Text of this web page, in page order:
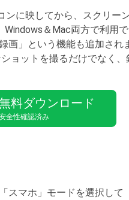
ンに映してから、スクリー
Windows＆Mac両方で利用
画」という機能も追加され
ョットを撮るだけでなく
料ダウンロード
全性確認済み
スマホ」モードを選択して